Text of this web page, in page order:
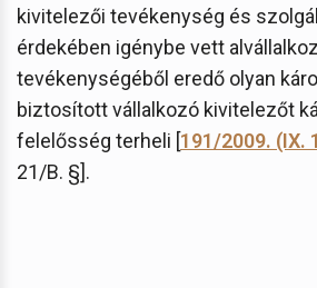
kivitelezői tevékenység és
érdekében igénybe vett
tevékenységéből eredő olyan
biztosított vállalkozó kivitelezőt
felelősség terheli [191/2009. (IX.
21/B. §].